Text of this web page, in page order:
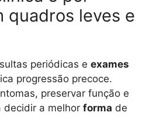
quadros leves e
periódicas e exames
progressão precoce.
preservar função e
decidir a melhor forma de